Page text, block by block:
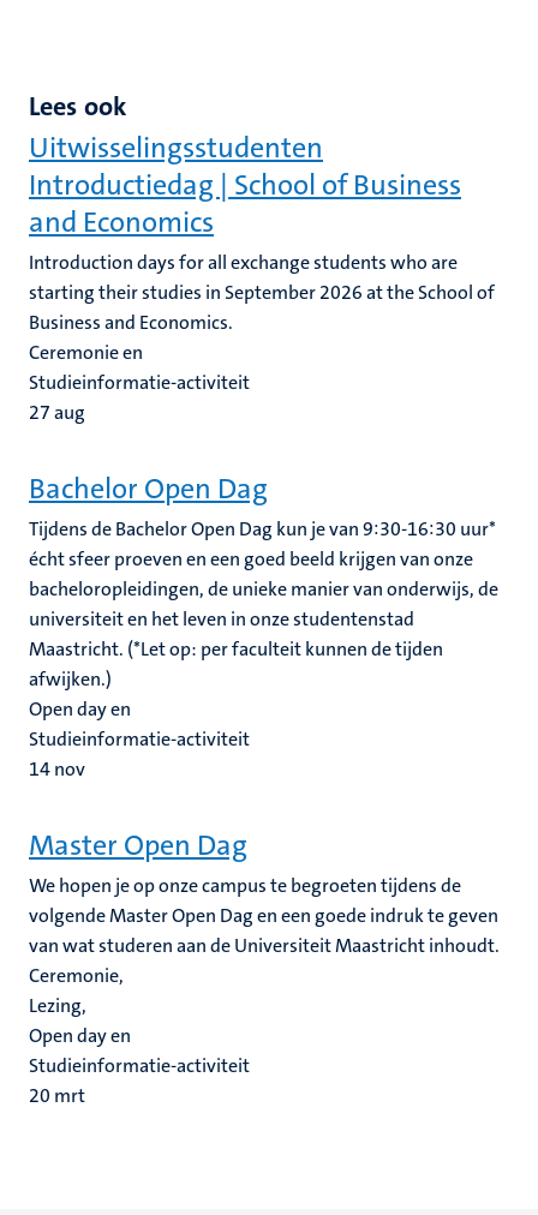
Lees ook
Uitwisselingsstudenten
Introductiedag | School of Business
and Economics
Introduction days for all exchange students who are
starting their studies in September 2026 at the School of
Business and Economics.
Ceremonie en
Studieinformatie-activiteit
27aug
Bachelor Open Dag
Tijdens de Bachelor Open Dag kun je van 9:30-16:30 uur*
écht sfeer proeven en een goed beeld krijgen van onze
bacheloropleidingen, de unieke manier van onderwijs, de
universiteit en het leven in onze studentenstad
Maastricht. (*Let op: per faculteit kunnen de tijden
afwijken.)
Open day en
Studieinformatie-activiteit
14nov
Master Open Dag
We hopen je op onze campus te begroeten tijdens de
volgende Master Open Dag en een goede indruk te geven
van wat studeren aan de Universiteit Maastricht inhoudt.
Ceremonie,
Lezing,
Open day en
Studieinformatie-activiteit
20 mrt